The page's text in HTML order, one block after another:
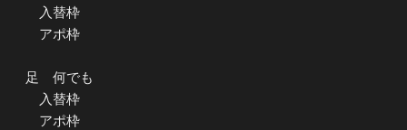
入替枠
アポ枠
足 何でも
入替枠
アポ枠